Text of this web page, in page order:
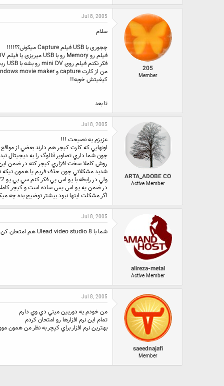
205
Member
Jul 8, 2005
سلام
چجوری با USB فیلم Capture میکونی؟؟!!!!
فیلم رو Memory رو با USB میریزی یا فیلم mini DV رو؟؟؟
فکر نکنم فیلم روی mini DV رو بشه با USB ریخت!!
من از کارت capture و windows movie maker استفاده می کنم!!
کیفیتش خوبه!!
تا بعد
ARTA_ADOBE CO
Active Member
Jul 8, 2005
عزيزم يه نصيحت !!!
اونهايي که کارت کپچر هم دارند بعضي از
چون شما داري تصاوير آنالوگ را به ديجيتال
روش کاملا سخت افزاري کپچر کنه در ضمن
شديد مشکلاتي چون حذف فريم يا همون تيکه
ولي در رابطه با يو اس پي فکر کنم سي پي يو 8/2 بايد باشه تا به اون کيفيت برسي و حذف فريم نداشته باشي
در ضمن يه يو اس پس ساده است و کپچر
اگر مشکلت اينها نبود بيشتر توضيح بده چه
alireza-metal
Active Member
Jul 8, 2005
شما با Ulead video studio 8 هم امتحان کن --- ببین بازم این مشکلو داری --- خبر شو بده
saeednajafi
Member
Jul 8, 2005
من خودم يه دوربين ميني دي وي دارم
تمام اين نرم افزارها رو امتحان كردم
بهترين نرم افزار براي كپچر به نظر من همون